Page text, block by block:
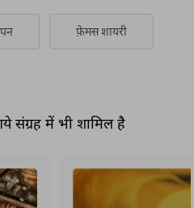
फ़ेमस शायरी
संग्रह में भी शामिल है